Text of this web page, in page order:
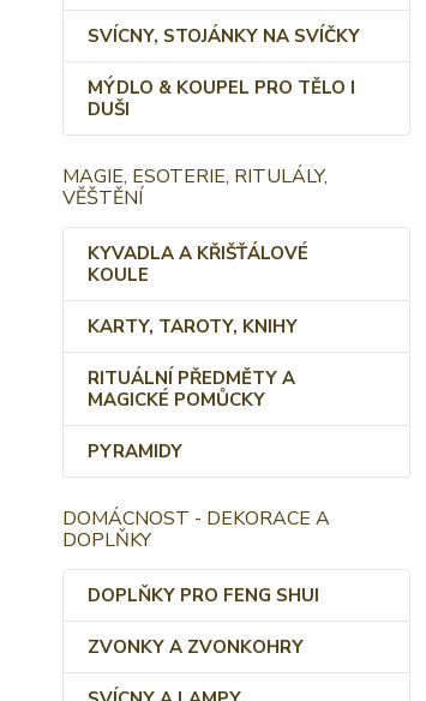
SVÍCNY, STOJÁNKY NA SVÍČKY
MÝDLO & KOUPEL PRO TĚLO I
DUŠI
MAGIE, ESOTERIE, RITULÁLY,
VĚŠTĚNÍ
KYVADLA A KŘIŠŤÁLOVÉ
KOULE
KARTY, TAROTY, KNIHY
RITUÁLNÍ PŘEDMĚTY A
MAGICKÉ POMŮCKY
PYRAMIDY
DOMÁCNOST - DEKORACE A
DOPLŇKY
DOPLŇKY PRO FENG SHUI
ZVONKY A ZVONKOHRY